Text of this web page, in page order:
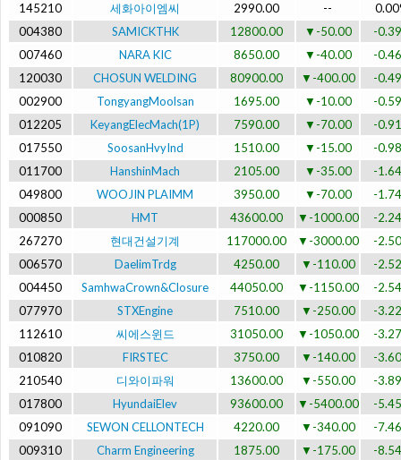
145210
세화아이엠씨 2990.00 --
004380
SAMICKTHK 12800.00 ▼-50.00
-
007460
NARA KIC 8650.00 ▼-40.00
-
120030
CHOSUN WELDING 80900.00 ▼-400.00
-
002900
TongyangMoolsan 1695.00 ▼-10.00
-
012205
KeyangElecMach(1P) 7590.00 ▼-70.00
-
017550
SoosanHvyInd 1510.00 ▼-15.00
-
011700
HanshinMach 2105.00 ▼-35.00
-
049800
WOOJIN PLAIMM 3950.00 ▼-70.00
-
000850
HMT 43600.00 ▼-1000.00
-
267270
현대건설기계 117000.00 ▼-3000.00
-
006570
DaelimTrdg 4250.00 ▼-110.00
-
004450
SamhwaCrown&Closure 44050.00 ▼-1150.00
-
077970
STXEngine 7510.00 ▼-250.00
-
112610
씨에스윈드 31050.00 ▼-1050.00
-
010820
FIRSTEC 3750.00 ▼-140.00
-
210540
디와이파워 13600.00 ▼-550.00
-
017800
HyundaiElev 93600.00 ▼-5400.00
-
091090
SEWON CELLONTECH 4220.00 ▼-340.00
-
009310
Charm Engineering 1875.00 ▼-175.00 -